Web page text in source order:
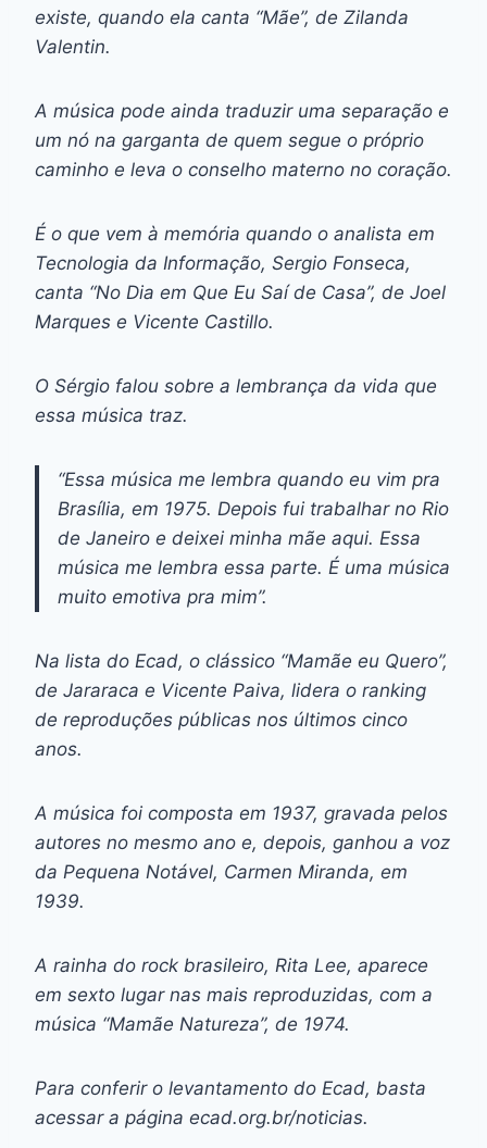
existe, quando ela canta “Mãe”, de Zilanda
Valentin.
A música pode ainda traduzir uma separação e
um nó na garganta de quem segue o próprio
caminho e leva o conselho materno no coração.
É o que vem à memória quando o analista em
Tecnologia da Informação, Sergio Fonseca,
canta “No Dia em Que Eu Saí de Casa”, de Joel
Marques e Vicente Castillo.
O Sérgio falou sobre a lembrança da vida que
essa música traz.
“Essa música me lembra quando eu vim pra
Brasília, em 1975. Depois fui trabalhar no Rio
de Janeiro e deixei minha mãe aqui. Essa
música me lembra essa parte. É uma música
muito emotiva pra mim”.
Na lista do Ecad, o clássico “Mamãe eu Quero”,
de Jararaca e Vicente Paiva, lidera o ranking
de reproduções públicas nos últimos cinco
anos.
A música foi composta em 1937, gravada pelos
autores no mesmo ano e, depois, ganhou a voz
da Pequena Notável, Carmen Miranda, em
1939.
A rainha do rock brasileiro, Rita Lee, aparece
em sexto lugar nas mais reproduzidas, com a
música “Mamãe Natureza”, de 1974.
Para conferir o levantamento do Ecad, basta
acessar a página ecad.org.br/noticias.